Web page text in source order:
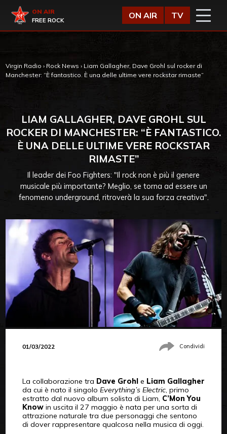
Virgin Radio
ON AIR
FREE ROCK
ON AIR TV
Virgin Radio › Rock News › Liam Gallagher, Dave Grohl sul rocker di
Manchester: “È fantastico. È una delle ultime vere rockstar rimaste”
LIAM GALLAGHER, DAVE GROHL SUL
ROCKER DI MANCHESTER: “È FANTASTICO.
È UNA DELLE ULTIME VERE ROCKSTAR
RIMASTE”
Il leader dei Foo Fighters: "Il rock non è più il genere
musicale più importante? Meglio, se torna ad essere un
fenomeno underground, ritroverà la sua forza creativa".
01/03/2022 Condividi
La collaborazione tra Dave Grohle Liam Gallagher
da cui è nato il singolo Everything’s Electric, primo
estratto dal nuovo album solista di Liam, C’Mon You
Knowin uscita il 27 maggio è nata per una sorta di
attrazione naturale tra due personaggi che sentono
di dover rappresentare qualcosa nella musica di oggi.